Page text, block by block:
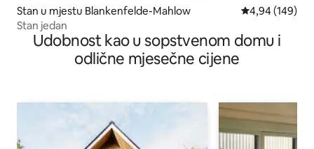
Stan u mjestu Blankenfelde-Mahlow prosječna
4,94 (149)
Stan jedan
Udobnost kao u sopstvenom domu i
odlične mjesečne cijene